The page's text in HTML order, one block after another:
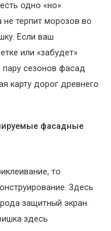
одно «но».
не терпит морозов во
Если ваш
или «забудет»
пару сезонов фасад
карту дорог древнего
фасадные
то
Здесь
защитный экран.
здесь